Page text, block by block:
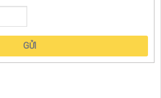
GỬI